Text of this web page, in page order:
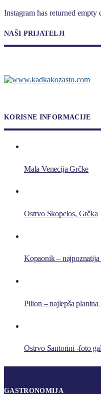
Instagram has returned empty
NAŠI PRIJATELJI
KORISNE INFORMACIJE
Mala Venecija Grčke
Ostrvo Skopelos, Grčka
Kopaonik –
Pilion – najlepša
Ostrvo Santorini -foto
GASTRONOMIJA